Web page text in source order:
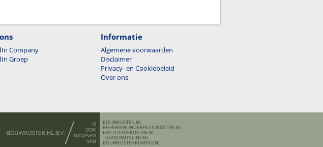
Company
Groep
Informatie
Algemene voorwaarden
Disclaimer
Privacy- en Cookiebeleid
Over ons
BOUWKOSTEN.NL
BEHEERENONDERHOUDKOSTEN.NL
EXPLOITATIEKOSTEN.NL
TAXAROMONLINE.NL
BOUWKOSTENKOMPAS.NL